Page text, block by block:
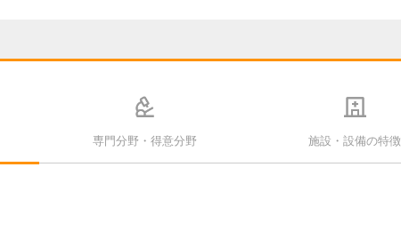
専門分野・得意分野 施設・設備の特徴